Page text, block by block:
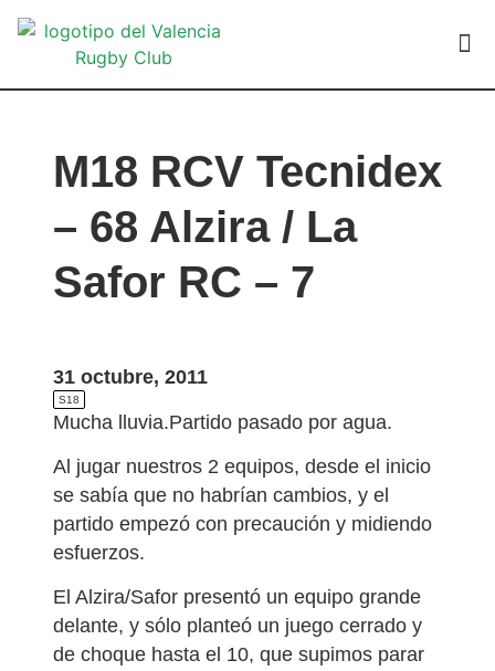
M18 RCV Tecnidex
– 68 Alzira / La
Safor RC – 7
31 octubre, 2011
S18
Mucha lluvia.Partido pasado por agua.
Al jugar nuestros 2 equipos, desde el inicio
se sabía que no habrían cambios, y el
partido empezó con precaución y midiendo
esfuerzos.
El Alzira/Safor presentó un equipo grande
delante, y sólo planteó un juego cerrado y
de choque hasta el 10, que supimos parar